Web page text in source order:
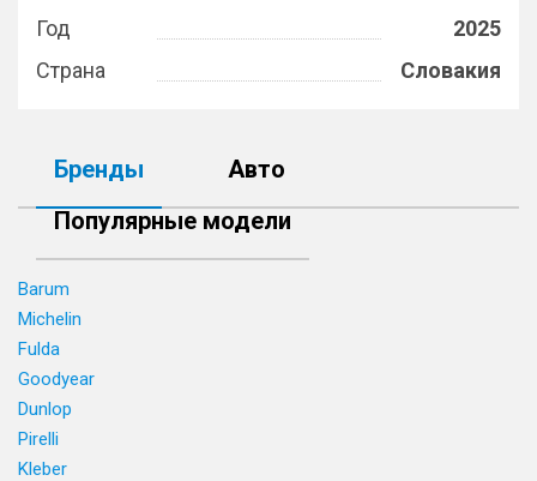
Год
2025
Страна
Словакия
Бренды
Авто
Популярные модели
Barum
Michelin
Fulda
Goodyear
Dunlop
Pirelli
Kleber